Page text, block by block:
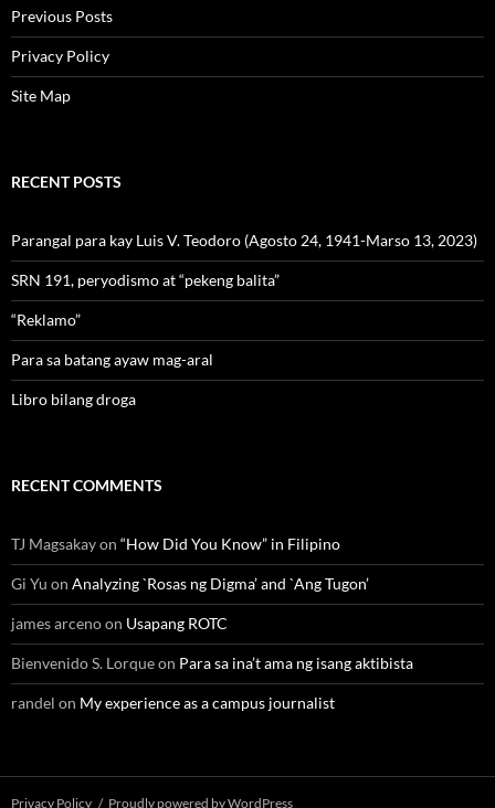
Previous Posts
Privacy Policy
Site Map
RECENT POSTS
Parangal para kay Luis V. Teodoro (Agosto 24, 1941-Marso 13, 2023)
SRN 191, peryodismo at “pekeng balita”
“Reklamo”
Para sa batang ayaw mag-aral
Libro bilang droga
RECENT COMMENTS
TJ Magsakayon “How Did You Know” in Filipino
Gi Yu on Analyzing `Rosas ng Digma’ and `Ang Tugon’
james arcenoon Usapang ROTC
Bienvenido S. Lorqueon Para sa ina’t ama ng isang aktibista
randel on My experience as a campus journalist
Privacy Policy Proudly powered by WordPress